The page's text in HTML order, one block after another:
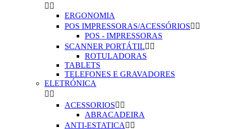
 
ERGONOMIA
POS IMPRESSORAS/ACESSÓRIOS 
POS - IMPRESSORAS
SCANNER PORTÁTIL 
ROTULADORAS
TABLETS
TELEFONES E GRAVADORES
ELETRÓNICA
 
ACESSORIOS 
ABRACADEIRA
ANTI-ESTATICA  